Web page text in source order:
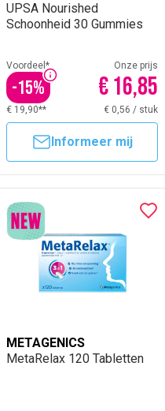
UPSA Nourished
Schoonheid 30 Gummies
Voordeel*
-15%
Onze prijs
€ 16,85
€ 19,90** € 0,56 / stuk
Informeer mij
METAGENICS
MetaRelax 120 Tabletten